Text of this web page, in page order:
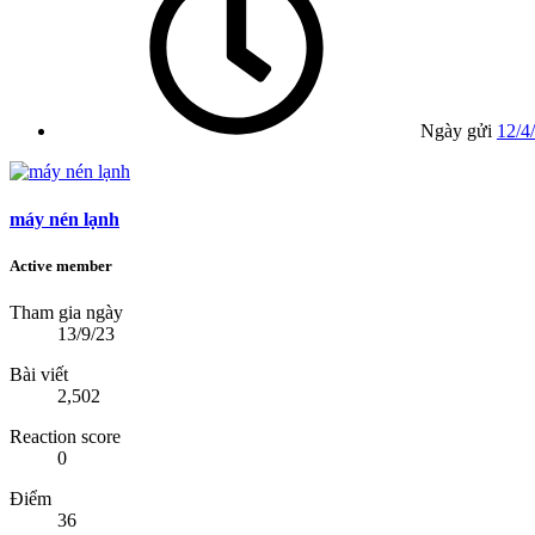
Ngày gửi 12/
máy nén lạnh
Active member
Tham gia ngày
13/9/23
Bài viết
2,502
Reaction score
0
Điểm
36